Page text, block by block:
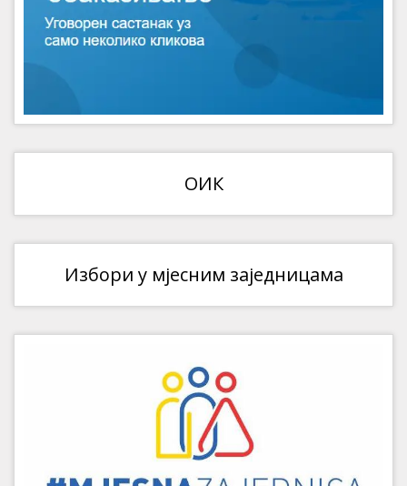
ОИК
Избори у мјесним заједницама